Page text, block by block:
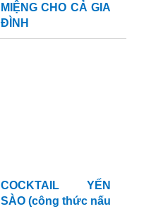
MIỆNG CHO CẢ GIA
ĐÌNH
COCKTAIL YẾN
SÀO (công thức nấu